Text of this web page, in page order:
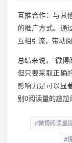
互推合作：与其
的推广方式。通
互相引流，带动
总结来说，“微博
但只要采取正确
影响力是可以显
别0阅读量的尴尬
#微博阅读量
#